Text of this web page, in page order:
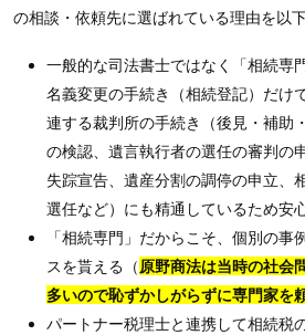
の相談・依頼先に選ばれている理由を以
一般的な司法書士ではなく「相続専
名義変更の手続き（相続登記）だけ
連する裁判所の手続き（後見・補助
の検認、遺言執行者の選任の審判の
失踪宣告、遺産分割の調停の申立、
選任など）にも精通しているため安
「相続専門」だからこそ、個別の事
スを貰える（原野商法は当時の社会
多いので恥ずかしがらずに専門家を
パートナー税理士と連携して相続税